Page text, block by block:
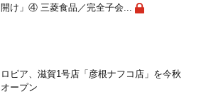
開け」④ 三菱食品／完全子会...
ロピア、滋賀1号店「彦根ナフコ店」を今秋
オープン